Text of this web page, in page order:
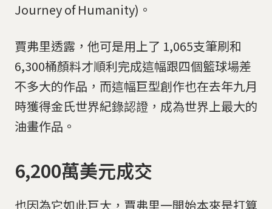
Journey of Humanity)。
賈弗里透露，他可是用上了 1,065支筆刷和
6,300桶顏料才順利完成這幅跟四個籃球場差
不多大的作品，而這幅巨型創作也在去年九月
時獲得金氏世界紀錄認證，成為世界上最大的
油畫作品。
6,200萬美元成交
也因為它如此巨大，賈弗里一開始本來是打算